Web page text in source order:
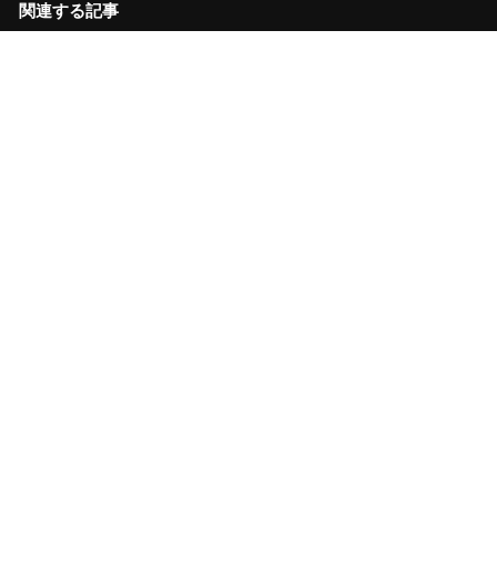
関連する記事